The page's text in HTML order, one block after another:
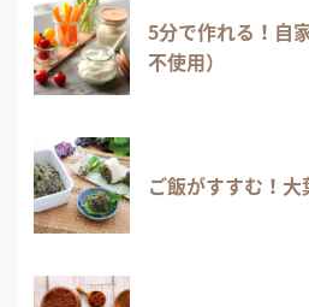
5分で作れる！自
不使用）
ご飯がすすむ！大